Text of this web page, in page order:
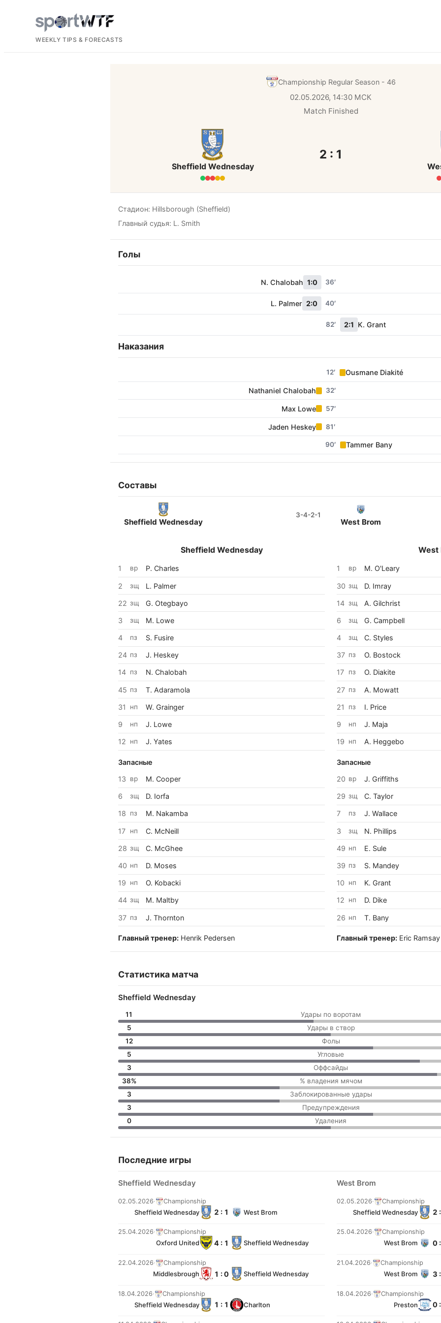
WEEKLY TIPS & FORECASTS
Championship Regular Season - 46
02.05.2026, 14:30 МСК
Match Finished
Sheffield Wednesday
2 : 1
Стадион: Hillsborough (Sheffield)
Главный судья: L. Smith
Голы
N. Chalobah 1:0 36′
L. Palmer 2:0 40′
82′ 2:1 K. Grant
Наказания
12′ Ousmane Diakité
Nathaniel Chalobah 32′
Max Lowe 57′
Jaden Heskey 81′
90′ Tammer Bany
Составы
Sheffield Wednesday
3-4-2-1
West Brom
Sheffield Wednesday
1 вр P. Charles
2 зщ L. Palmer
22 зщ G. Otegbayo
3 зщ M. Lowe
4 пз S. Fusire
24 пз J. Heskey
14 пз N. Chalobah
45 пз T. Adaramola
31 нп W. Grainger
9 нп J. Lowe
12 нп J. Yates
Запасные
13 вр M. Cooper
6 зщ D. Iorfa
18 пз M. Nakamba
17 нп C. McNeill
28 зщ C. McGhee
40 нп D. Moses
19 нп O. Kobacki
44 зщ M. Maltby
37 пз J. Thornton
Главный тренер: Henrik Pedersen
West
1 вр M. O'Leary
30 зщ D. Imray
14 зщ A. Gilchrist
6 зщ G. Campbell
4 зщ C. Styles
37 пз O. Bostock
17 пз O. Diakite
27 пз A. Mowatt
21 пз I. Price
9 нп J. Maja
19 нп A. Heggebo
Запасные
20 вр J. Griffiths
29 зщ C. Taylor
7 пз J. Wallace
3 зщ N. Phillips
49 нп E. Sule
39 пз S. Mandey
10 нп K. Grant
12 нп D. Dike
26 нп T. Bany
Главный тренер: Eric Ramsay
Статистика матча
Sheffield Wednesday
11 Удары по воротам
5
Удары в створ
12
Фолы
5
Угловые
3
Оффсайды
38%
% владения мячом
3
Заблокированные удары
3
Предупреждения
0
Удаления
Последние игры
Sheffield Wednesday
02.05.2026· Championship
Sheffield Wednesday 2 : 1 West Brom
25.04.2026· Championship
Oxford United 4 : 1 Sheffield Wednesday
22.04.2026· Championship
Middlesbrough 1 : 0 Sheffield Wednesday
18.04.2026· Championship
Sheffield Wednesday 1 : 1 Charlton
West Brom
02.05.2026· Championship
Sheffield Wednesday 2
25.04.2026· Championship
West Brom 0
21.04.2026· Championship
West Brom 3
18.04.2026· Championship
Preston 0